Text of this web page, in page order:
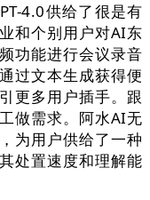
4.0供给了很是有
和个别用户对AI东
功能进行会议录音
过文本生成获得便
更多用户插手。跟
做需求。阿水AI无
为用户供给了一种
处置速度和理解能